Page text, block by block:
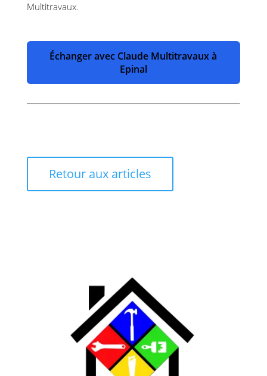
Multitravaux.
Échanger avec Claude Multitravaux à
Epinal
Retour aux articles